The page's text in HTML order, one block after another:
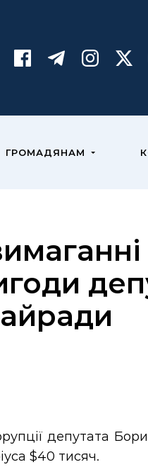
ГРОМАДЯНАМ
депутата
$40 тисяч.